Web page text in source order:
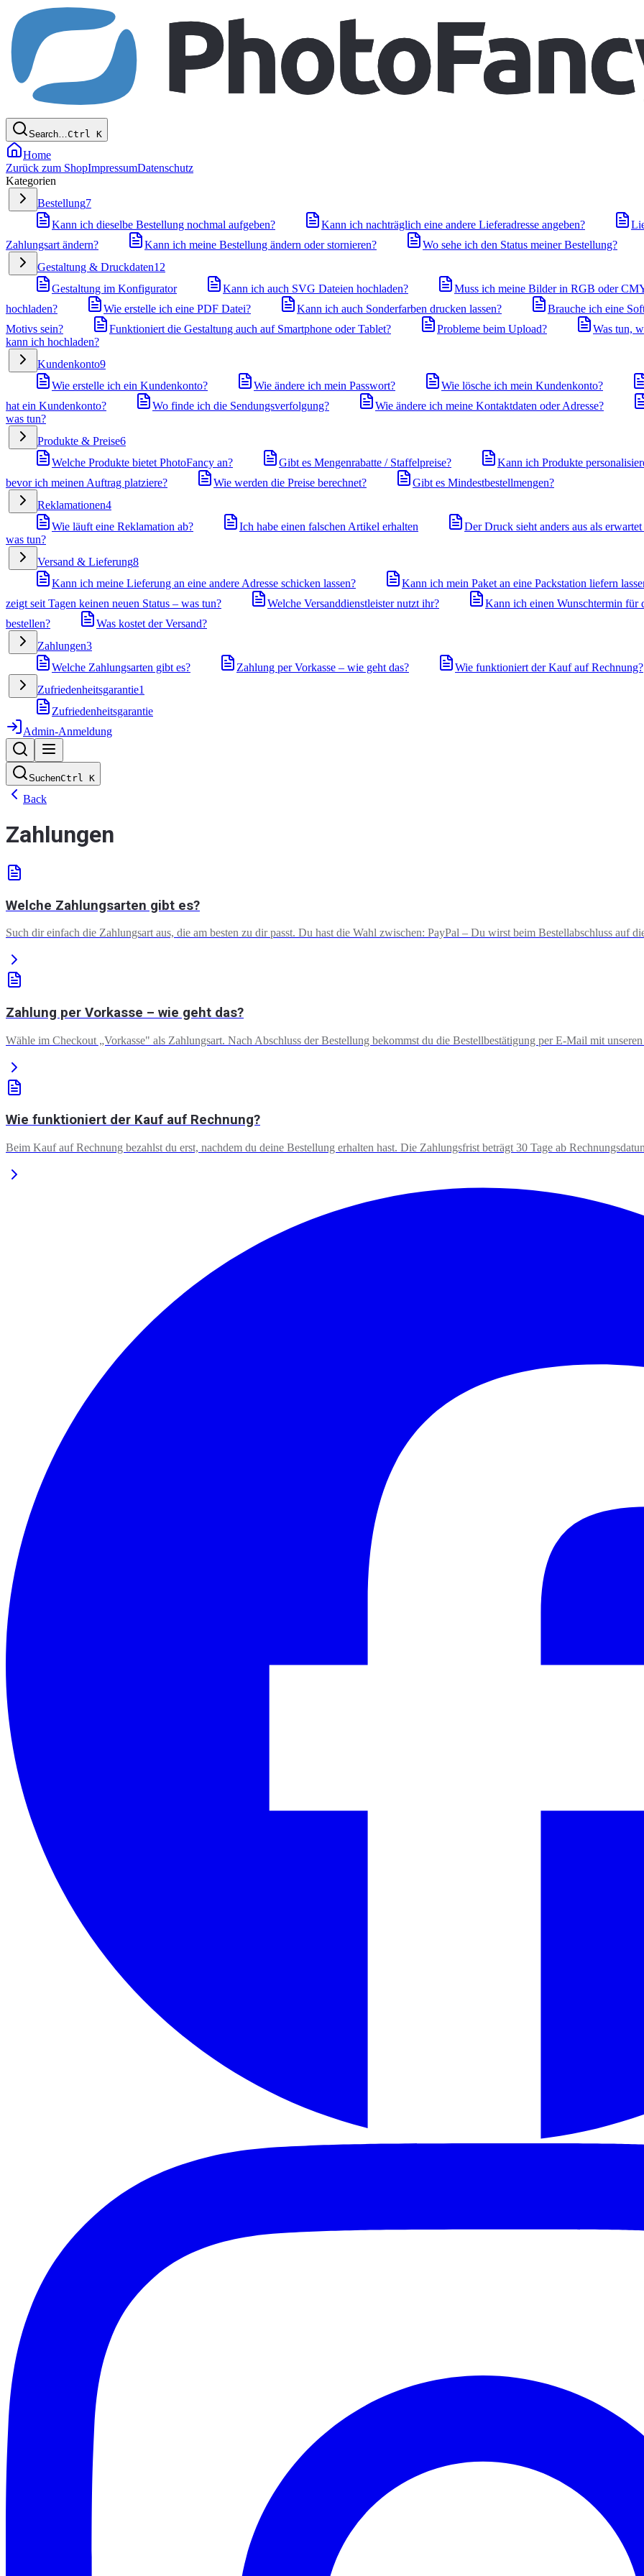
Search…Ctrl K
Home
Zurück zum ShopImpressumDatenschutz
Kategorien
Bestellung7
Kann ich dieselbe Bestellung nochmal aufgeben?
Kann ich nachträglich eine andere Lieferadresse angeben?
Zahlungsart ändern?
Kann ich meine Bestellung ändern oder stornieren? Wo sehe ich den Status meiner Bestellung?
Gestaltung & Druckdaten12
Gestaltung im Konfigurator
Kann ich auch SVG Dateien hochladen? Muss ich meine Bilder in RGB oder
hochladen?
Wie erstelle ich eine PDF Datei? Kann ich auch Sonderfarben drucken lassen? Brauche ich eine
Motivs sein?
Funktioniert die Gestaltung auch auf Smartphone oder Tablet? Probleme beim Upload? Was tun,
kann ich hochladen?
Kundenkonto9
Wie erstelle ich ein Kundenkonto?
Wie ändere ich mein Passwort? Wie lösche ich mein Kundenkonto?
hat ein Kundenkonto?
Wo finde ich die Sendungsverfolgung? Wie ändere ich meine Kontaktdaten oder Adresse?
was tun?
Produkte & Preise6
Welche Produkte bietet PhotoFancy an?
Gibt es Mengenrabatte / Staffelpreise? Kann ich Produkte
bevor ich meinen Auftrag platziere?
Wie werden die Preise berechnet?
Gibt es Mindestbestellmengen?
Reklamationen4
Wie läuft eine Reklamation ab?
Ich habe einen falschen Artikel erhalten Der Druck sieht anders aus als
was tun?
Versand & Lieferung8
Kann ich meine Lieferung an eine andere Adresse schicken lassen?
Kann ich mein Paket an eine Packstation liefern
zeigt seit Tagen keinen neuen Status – was tun?
Welche Versanddienstleister nutzt ihr? Kann ich einen Wunschtermin für
bestellen?
Was kostet der Versand?
Zahlungen3
Welche Zahlungsarten gibt es?
Zahlung per Vorkasse – wie geht das?
Wie funktioniert der Kauf auf Rechnung?
Zufriedenheitsgarantie1
Zufriedenheitsgarantie
Admin-Anmeldung
SuchenCtrl K
Back
Zahlungen
Welche Zahlungsarten gibt es?
Such dir einfach die Zahlungsart aus, die am besten zu dir passt. Du hast die Wahl zwischen: PayPal – Du wirst beim Bestellabschluss auf
Zahlung per Vorkasse – wie geht das?
Wähle im Checkout „Vorkasse" als Zahlungsart. Nach Abschluss der Bestellung bekommst du die Bestellbestätigung per E-Mail mit
Wie funktioniert der Kauf auf Rechnung?
Beim Kauf auf Rechnung bezahlst du erst, nachdem du deine Bestellung erhalten hast. Die Zahlungsfrist beträgt 30 Tage ab